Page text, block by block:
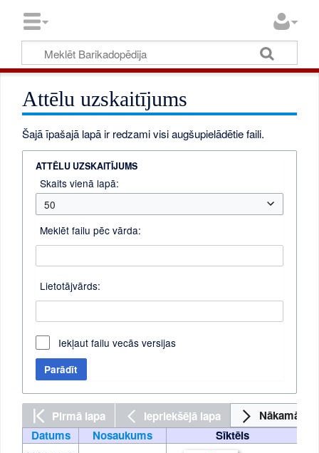
Attēlu uzskaitījums
Šajā īpašajā lapā ir redzami visi augšupielādētie faili.
ATTĒLU UZSKAITĪJUMS
Skaits vienā lapā:
50
Meklēt failu pēc vārda:
Lietotājvārds:
Iekļaut failu vecās versijas
Parādīt
Pirmā lapa Iepriekšējā lapa
Nākamā
Datums
Nosaukums Sīktēls